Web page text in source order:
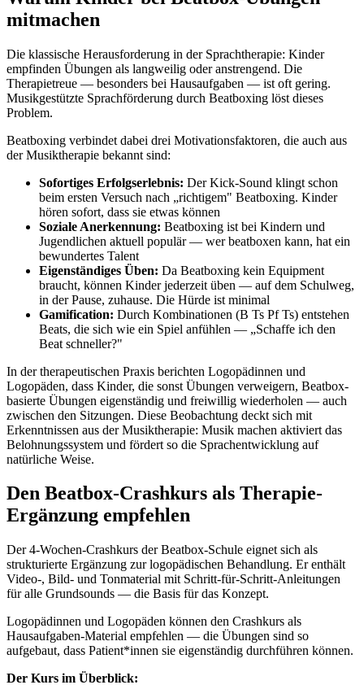
mitmachen
Die klassische Herausforderung in der Sprachtherapie: Kinder
empfinden Übungen als langweilig oder anstrengend. Die
Therapietreue — besonders bei Hausaufgaben — ist oft gering.
Musikgestützte Sprachförderung durch Beatboxing löst dieses
Problem.
Beatboxing verbindet dabei drei Motivationsfaktoren, die auch aus
der Musiktherapie bekannt sind:
Sofortiges Erfolgserlebnis: Der Kick-Sound klingt schon
beim ersten Versuch nach „richtigem" Beatboxing. Kinder
hören sofort, dass sie etwas können
Soziale Anerkennung: Beatboxing ist bei Kindern und
Jugendlichen aktuell populär — wer beatboxen kann, hat ein
bewundertes Talent
Eigenständiges Üben: Da Beatboxing kein Equipment
braucht, können Kinder jederzeit üben — auf dem Schulweg,
in der Pause, zuhause. Die Hürde ist minimal
Gamification: Durch Kombinationen (B Ts Pf Ts) entstehen
Beats, die sich wie ein Spiel anfühlen — „Schaffe ich den
Beat schneller?"
In der therapeutischen Praxis berichten Logopädinnen und
Logopäden, dass Kinder, die sonst Übungen verweigern, Beatbox-
basierte Übungen eigenständig und freiwillig wiederholen — auch
zwischen den Sitzungen. Diese Beobachtung deckt sich mit
Erkenntnissen aus der Musiktherapie: Musik machen aktiviert das
Belohnungssystem und fördert so die Sprachentwicklung auf
natürliche Weise.
Den Beatbox-Crashkurs als Therapie-
Ergänzung empfehlen
Der 4-Wochen-Crashkurs der Beatbox-Schule eignet sich als
strukturierte Ergänzung zur logopädischen Behandlung. Er enthält
Video-, Bild- und Tonmaterial mit Schritt-für-Schritt-Anleitungen
für alle Grundsounds — die Basis für das Konzept.
Logopädinnen und Logopäden können den Crashkurs als
Hausaufgaben-Material empfehlen — die Übungen sind so
aufgebaut, dass Patient*innen sie eigenständig durchführen können.
Der Kurs im Überblick: